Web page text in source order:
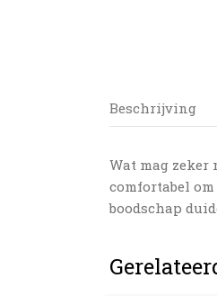
Beschrijving
Wat mag
comfortabel om
boodschap